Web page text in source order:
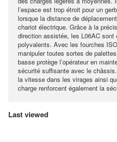
l’espace est trop étroit pour un
lorsque la distance de
chariot électrique. Grâce à la
direction assistée, les L06AC
polyvalents. Avec les fourches
manipuler toutes sortes de
basse protège l’opérateur en
sécurité suffisante avec le
la vitesse dans les virages ainsi
charge renforcent également la
Last viewed